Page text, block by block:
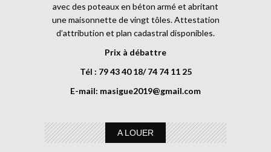
avec des poteaux en béton armé et abritant
une maisonnette de vingt tôles. Attestation
d’attribution et plan cadastral disponibles.
Prix à débattre
Tél : 79 43 40 18/ 74 74 11 25
E-mail: masigue2019@gmail.com
A LOUER